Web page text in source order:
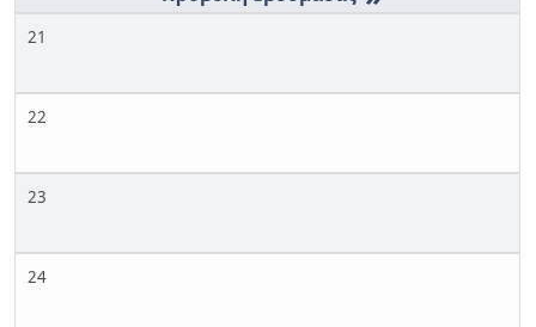
21
22
23
24